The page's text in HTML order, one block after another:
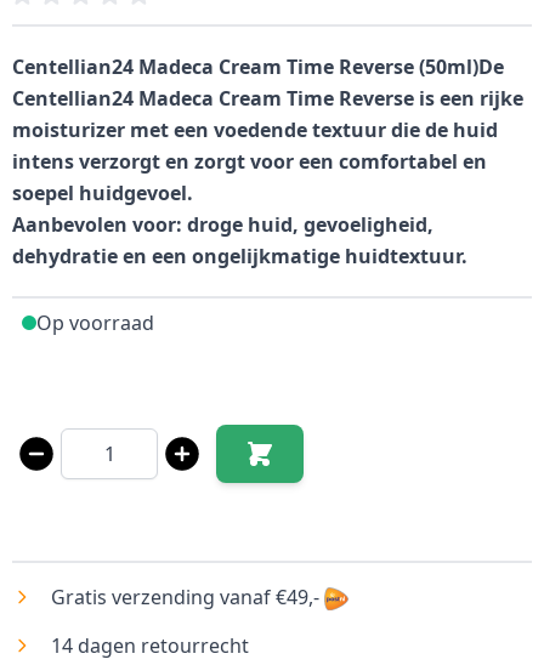
Centellian24 Madeca Cream Time Reverse (50ml)De
Centellian24 Madeca Cream Time Reverse is een rijke
moisturizer met een voedende textuur die de huid
intens verzorgt en zorgt voor een comfortabel en
soepel huidgevoel.
Aanbevolen voor: droge huid, gevoeligheid,
dehydratie en een ongelijkmatige huidtextuur.
Op voorraad
Aantal
Gratis verzending vanaf €49,-
14 dagen retourrecht